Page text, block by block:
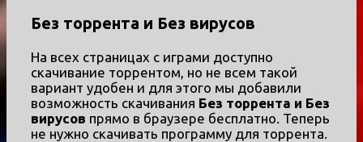
Без торрента и Без вирусов
На всех страницах с играми доступно
скачивание торрентом, но не всем такой
вариант удобен и для этого мы добавили
возможность скачивания Без торрента и Без
вирусов прямо в браузере бесплатно. Теперь
не нужно скачивать программу для торрента.